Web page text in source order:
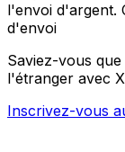
l'envoi d'argent.
d'envoi
Saviez-vous
l'étranger avec
Inscrivez-vous